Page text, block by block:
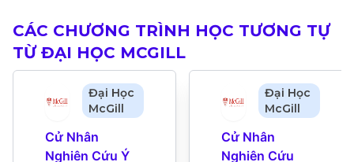
CÁC CHƯƠNG TRÌNH HỌC TƯƠNG TỰ
TỪ ĐẠI HỌC MCGILL
Đại Học
McGill
Cử Nhân
Nghiên Cứu Ý
Đại Học
McGill
Cử Nhân
Nghiên Cứu